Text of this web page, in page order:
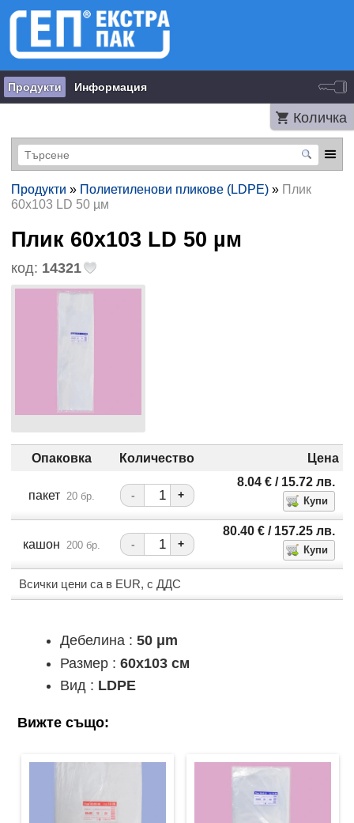
Продукти Информация
Количка
Продукти » Полиетиленови пликове (LDPE)» Плик
60х103 LD 50 µм
Плик 60х103 LD 50 µм
код: 14321
Опаковка Количество Цена
пакет 20 бр. - +
8.04 €/ 15.72 лв.
кашон 200 бр. - +
80.40 €/ 157.25 лв.
Всички цени са в EUR, с ДДС
Дебелина : 50 μm
Размер : 60x103 см
Вид : LDPE
Вижте също: